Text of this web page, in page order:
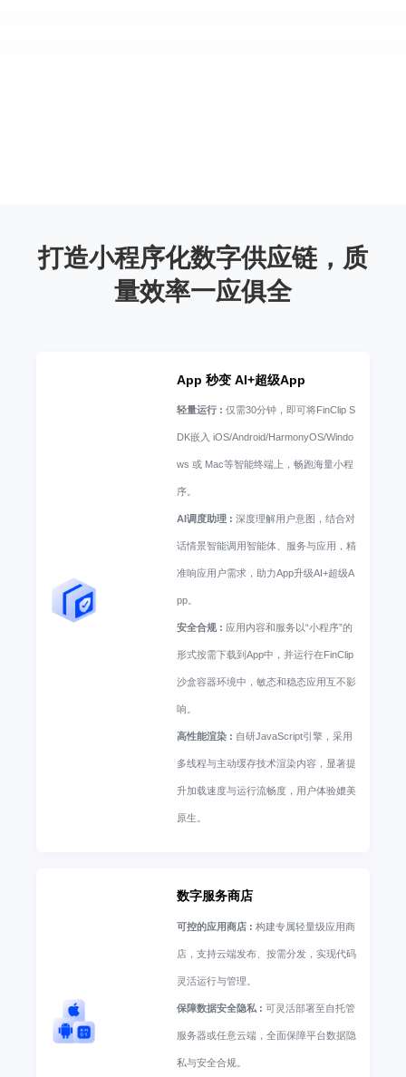
打造小程序化数字供应链，质
量效率一应俱全
App 秒变 AI+超级App
轻量运行 : 仅需30分钟，即可将FinClip S
DK嵌入 iOS/Android/HarmonyOS/Windo
ws 或 Mac等智能终端上，畅跑海量小程
序。
AI调度助理 : 深度理解用户意图，结合对
话情景智能调用智能体、服务与应用，精
准响应用户需求，助力App升级AI+超级A
pp。
安全合规 : 应用内容和服务以“小程序”的
形式按需下载到App中，并运行在FinClip
沙盒容器环境中，敏态和稳态应用互不影
响。
高性能渲染 : 自研JavaScript引擎，采用
多线程与主动缓存技术渲染内容，显著提
升加载速度与运行流畅度，用户体验媲美
原生。
数字服务商店
可控的应用商店 : 构建专属轻量级应用商
店，支持云端发布、按需分发，实现代码
灵活运行与管理。
保障数据安全隐私 : 可灵活部署至自托管
服务器或任意云端，全面保障平台数据隐
私与安全合规。